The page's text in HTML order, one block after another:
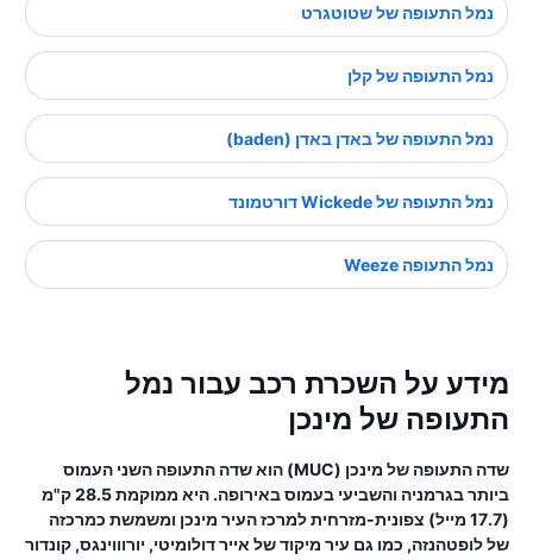
נמל התעופה של שטוטגרט
נמל התעופה של קלן
נמל התעופה של באדן באדן (baden)
נמל התעופה של Wickede דורטמונד
נמל התעופה Weeze
מידע על השכרת רכב עבור נמל
התעופה של מינכן
שדה התעופה של מינכן (MUC) הוא שדה התעופה השני העמוס
ביותר בגרמניה והשביעי בעמוס באירופה. היא ממוקמת 28.5 ק"מ
(17.7 מייל) צפונית-מזרחית למרכז העיר מינכן ומשמשת כמרכזה
של לופטהנזה, כמו גם עיר מיקוד של אייר דולומיטי, יורוווינגס, קונדור